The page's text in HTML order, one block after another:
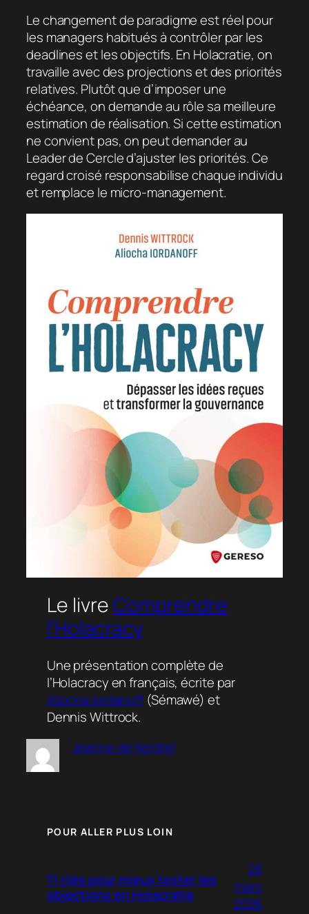
Le changement de paradigme est réel pour
les managers habitués à contrôler par les
deadlines et les objectifs. En Holacratie, on
travaille avec des projections et des priorités
relatives. Plutôt que d’imposer une
échéance, on demande au rôle sa meilleure
estimation de réalisation. Si cette estimation
ne convient pas, on peut demander au
Leader de Cercle d’ajuster les priorités. Ce
regard croisé responsabilise chaque individu
et remplace le micro-management.
Le livreComprendre
l’Holacracy
Une présentation complète de
l’Holacracy en français, écrite par
Aliocha Iordanoff(Sémawé) et
Dennis Wittrock.
Jeanne de Kerdrel
POUR ALLER PLUS LOIN
11 clés pour mieux tester les
objections en Holacratie
28
mars
2026